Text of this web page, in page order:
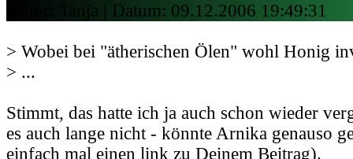
Autor: Tanja | Datum: 09.12.2006 19:49:31
> Wobei bei "ätherischen Ölen" wohl Honig
> ...
Stimmt, das hatte ich ja auch schon wieder
es auch lange nicht - könnte Arnika genauso
einfach mal einen link zu Deinem Beitrag).